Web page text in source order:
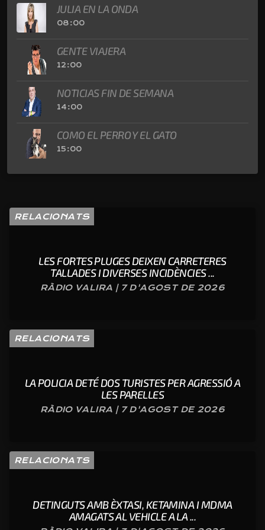
JULIA EN LA ONDA
08:00
GENTE VIAJERA
12:00
NOTICIAS FIN DE SEMANA
14:00
COMO EL PERRO Y EL GATO
15:00
RELACIONATS
LES FORTES PLUGES DEIXEN CARRETERES
TALLADES I DIVERSES INCIDÈNCIES ...
RÀDIO VALIRA | 7 D'AGOST DE 2026
RELACIONATS
LA POLICIA DETÉ DOS TURISTES PER AGRESSIÓ A
LES PARELLES
RÀDIO VALIRA | 7 D'AGOST DE 2026
RELACIONATS
DETINGUTS AMB ÈXTASI, KETAMINA I MDMA
AMAGATS AL VEHICLE A LA ...